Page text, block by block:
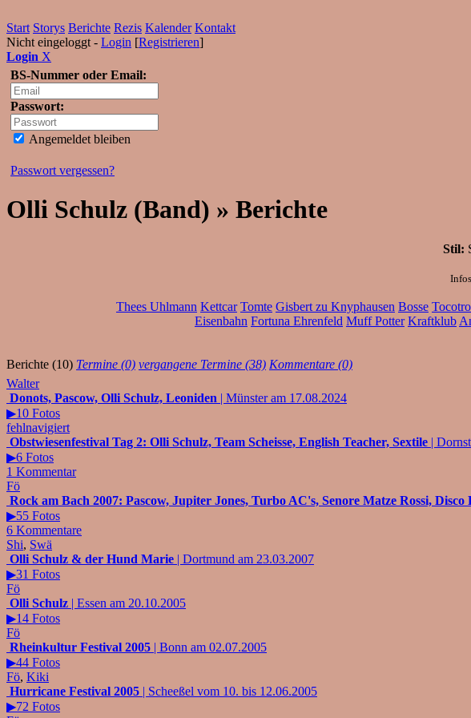
Start Storys Berichte Rezis Kalender Kontakt
Nicht eingeloggt - Login [Registrieren]
Login X
BS-Nummer oder Email:
Passwort:
Angemeldet bleiben
Passwort vergessen?
Olli Schulz (Band) » Berichte
Stil:
Thees Uhlmann Kettcar Tomte Gisbert zu Knyphausen Bosse
Eisenbahn Fortuna Ehrenfeld Muff Potter Kraftklub
Berichte (10) Termine (0) vergangene Termine (38) Kommentare (0)
Walter
Donots, Pascow, Olli Schulz, Leoniden | Münster am 17.08.2024
▶10 Fotos
fehlnavigiert
Obstwiesenfestival Tag 2: Olli Schulz, Team Scheisse, English Teacher, Sextile |
▶6 Fotos
1 Kommentar
Fö
Rock am Bach 2007: Pascow, Jupiter Jones, Turbo AC's, Senore Matze Rossi,
▶55 Fotos
6 Kommentare
Shi, Swä
Olli Schulz & der Hund Marie | Dortmund am 23.03.2007
▶31 Fotos
Fö
Olli Schulz | Essen am 20.10.2005
▶14 Fotos
Fö
Rheinkultur Festival 2005 | Bonn am 02.07.2005
▶44 Fotos
Fö, Kiki
Hurricane Festival 2005 | Scheeßel vom 10. bis 12.06.2005
▶72 Fotos